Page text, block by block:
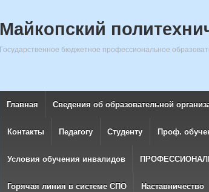
Майкопский
Государственное бюджетное профессиональное
Главная Сведения об образовательной
Контакты Педагогу Студенту Проф.
Условия обучения инвалидов
Горячая линия в системе СПО Наставничество